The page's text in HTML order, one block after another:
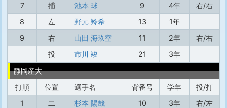
7
捕 池本 球 9 4年
右/右
8
左 野元 羚希 13
1年
9
右 山田 海玖空 11 2年
右/右
投
市川 竣 21
3年
静岡産大
打順
位置 選手名 背番号 学年
投/打
1
二 杉本 陽哉 10 3年
右/左